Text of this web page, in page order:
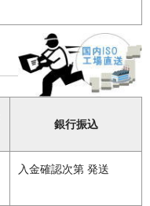
銀行振込
入金確認次第 発送